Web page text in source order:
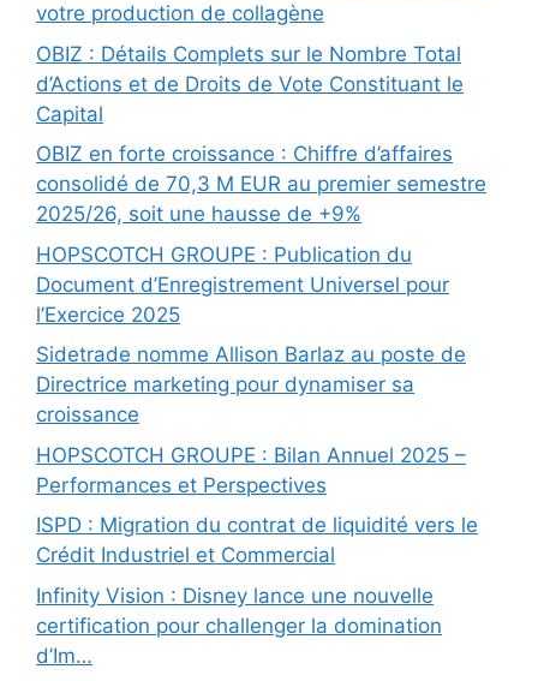
votre production de collagène
OBIZ : Détails Complets sur le Nombre Total
d’Actions et de Droits de Vote Constituant le
Capital
OBIZ en forte croissance : Chiffre d’affaires
consolidé de 70,3 M EUR au premier semestre
2025/26, soit une hausse de +9%
HOPSCOTCH GROUPE : Publication du
Document d’Enregistrement Universel pour
l’Exercice 2025
Sidetrade nomme Allison Barlaz au poste de
Directrice marketing pour dynamiser sa
croissance
HOPSCOTCH GROUPE : Bilan Annuel 2025 –
Performances et Perspectives
ISPD : Migration du contrat de liquidité vers le
Crédit Industriel et Commercial
Infinity Vision : Disney lance une nouvelle
certification pour challenger la domination
d’Im…